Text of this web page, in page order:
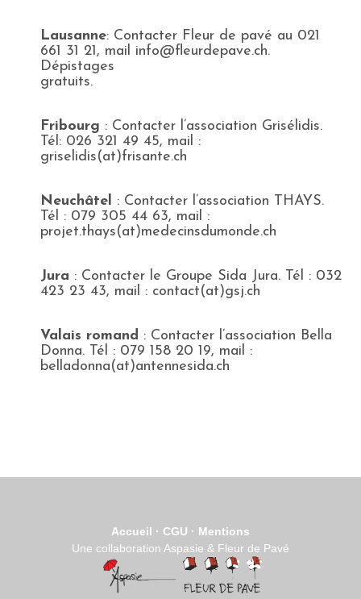
Lausanne: Contacter Fleur de pavé au 021
661 31 21, mail info@fleurdepave.ch.
Dépistages
gratuits.
Fribourg : Contacter l’association Grisélidis.
Tél: 026 321 49 45, mail :
griselidis(at)frisante.ch
Neuchâtel : Contacter l’association THAYS.
Tél : 079 305 44 63, mail :
projet.thays(at)medecinsdumonde.ch
Jura : Contacter le Groupe Sida Jura. Tél : 032
423 23 43, mail : contact(at)gsj.ch
Valais romand : Contacter l’association Bella
Donna. Tél : 079 158 20 19, mail :
belladonna(at)antennesida.ch
Accueil · CGU · Mentions
Une collaboration Aspasie & Fleur de Pavé